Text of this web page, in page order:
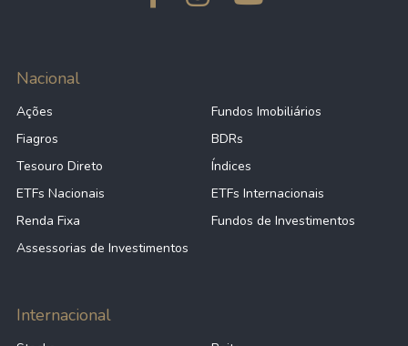
Nacional
Ações
Fundos Imobiliários
Fiagros
BDRs
Tesouro Direto
Índices
ETFs Nacionais
ETFs Internacionais
Renda Fixa
Fundos de Investimentos
Assessorias de Investimentos
Internacional